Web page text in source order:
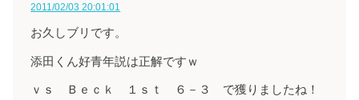
2011/02/03 20:01:01
お久しブリです。
添田くん好青年説は正解ですｗ
ｖｓ Ｂｅｃｋ １ｓｔ ６－３ で獲りましたね！